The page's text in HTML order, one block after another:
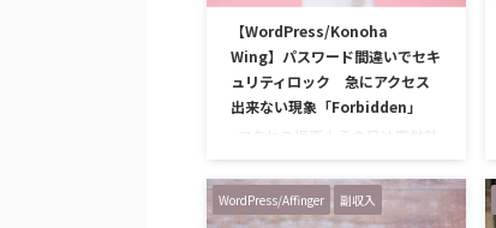
ティングも載っています。 もし
昔の私のように躊躇している方
が居たら、そっと（いや、大胆
に！）背中を押してあげたいで
す。 自分の発言の場所が持てる
というのは、自己リリースにも
【WordPress/Konoha
Wing】パスワード間違いでセキ
ュリティロック 急にアクセス
出来ない現象「Forbidden」
アクセス拒否！その日は突然訪
WordPressで、突然「Forbidden
」表示されることありません
WordPress/Affinger 副収入